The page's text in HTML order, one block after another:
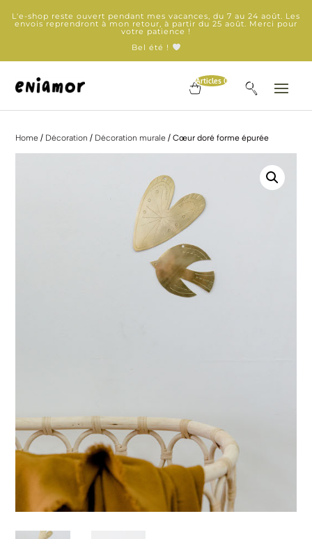
L'e-shop reste ouvert pendant mes vacances, du 7 au 24 août. Les
envois reprendront à mon retour, à partir du 25 août. Merci pour
votre patience !
Bel été !
Articles 0
Home / Décoration / Décoration murale / Cœur doré forme épurée